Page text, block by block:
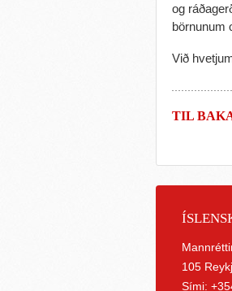
og
börnunum
Við
TIL
105
Sími: